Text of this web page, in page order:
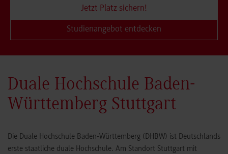
Jetzt Platz sichern!
Studienangebot entdecken
Duale Hochschule Baden-
Württemberg Stuttgart
Die Duale Hochschule Baden-Württemberg (DHBW) ist Deutschlands
erste staatliche duale Hochschule. Am Standort Stuttgart mit